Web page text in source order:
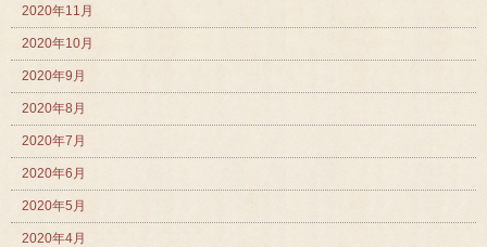
2020年11月
2020年10月
2020年9月
2020年8月
2020年7月
2020年6月
2020年5月
2020年4月